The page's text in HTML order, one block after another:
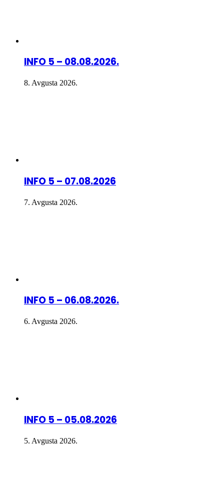
INFO 5 – 08.08.2026.
8. Avgusta 2026.
INFO 5 – 07.08.2026
7. Avgusta 2026.
INFO 5 – 06.08.2026.
6. Avgusta 2026.
INFO 5 – 05.08.2026
5. Avgusta 2026.